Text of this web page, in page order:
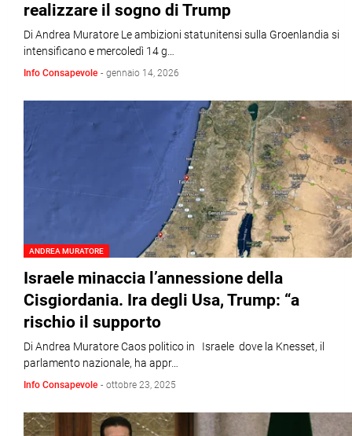
realizzare il sogno di Trump
Di Andrea Muratore Le ambizioni statunitensi sulla Groenlandia si
intensificano e mercoledì 14 g…
Info Consapevole - gennaio 14, 2026
ANDREA MURATORE
Israele minaccia l’annessione della
Cisgiordania. Ira degli Usa, Trump: “a
rischio il supporto
Di Andrea Muratore Caos politico in Israele dove la Knesset, il
parlamento nazionale, ha appr…
Info Consapevole - ottobre 23, 2025